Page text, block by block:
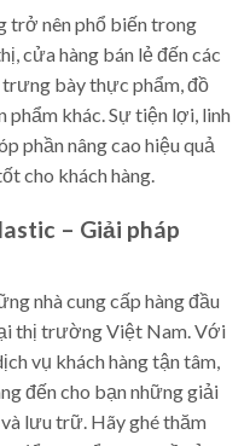
trở nên phổ biến trong
cửa hàng bán lẻ đến các
bày thực phẩm, đồ
phẩm khác. Sự tiện lợi, linh
phần nâng cao hiệu quả
cho khách hàng.
– Giải pháp
nhà cung cấp hàng đầu
thị trường Việt Nam. Với
vụ khách hàng tận tâm,
đến cho bạn những giải
lưu trữ. Hãy ghé thăm